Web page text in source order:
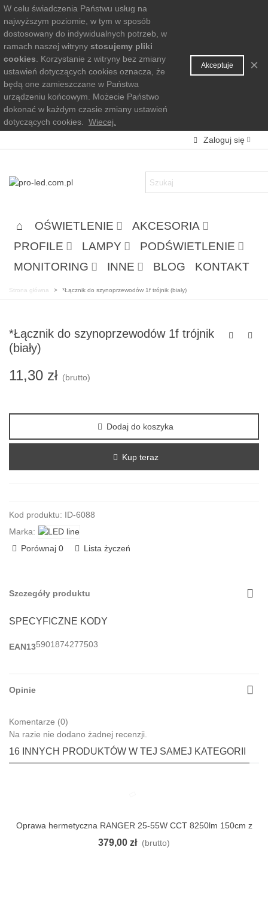
W celu świadczenia Państwu usług na
najwyższym poziomie, w tym w sposób
dostosowany do indywidualnych potrzeb, w
ramach naszej witryny stosujemy pliki
cookies . Korzystanie z witryny bez zmiany
ustawień dotyczących cookies oznacza, że
będą one zamieszczane w Państwa
urządzeniu końcowym. Możecie Państwo
dokonać w każdym czasie zmiany ustawień
dotyczących cookies.
Wiecej.
Akceptuje ×
Zaloguj się
OŚWIETLENIE
AKCESORIA
PROFILE
LAMPY
PODŚWIETLENIE
MONITORING
INNE BLOG KONTAKT
Strona główna > *Łącznik do szynoprzewodów 1f trójnik (biały)
*Łącznik do szynoprzewodów 1f trójnik
(biały)
11,30 zł (brutto)
Dodaj do koszyka
Kup teraz
Kod produktu: ID-6088
Marka:
Porównaj 0 Lista życzeń
Szczegóły produktu
SPECYFICZNE KODY
EAN135901874277503
Opinie
Komentarze (0)
Na razie nie dodano żadnej recenzji.
16 INNYCH PRODUKTÓW W TEJ SAMEJ KATEGORII
Pokaż
Oprawa hermetyczna RANGER 25-55W CCT 8250lm 150cm z
mikrofalowym czujnikiem ruchu MC137D B PRIME
379,00 zł (brutto)